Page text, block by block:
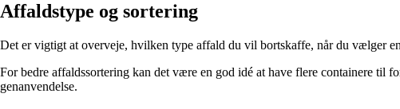
Affaldstype og sortering
Det er vigtigt at overveje, hvilken type affald du vil bortskaffe, når du vælger
For bedre affaldssortering kan det være en god idé at have flere containere til
genanvendelse.